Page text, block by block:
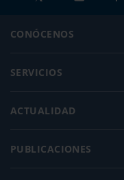
CONÓCENOS
SERVICIOS
ACTUALIDAD
PUBLICACIONES